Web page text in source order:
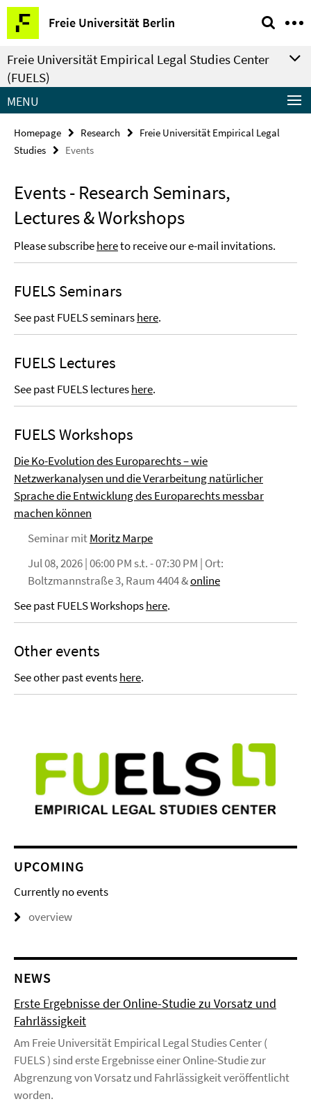
Springe
direkt
zu
Inhalt
Freie Universität Berlin
Service
Navigation
Freie Universität Empirical Legal Studies Center
(FUELS)
MENU
Homepage Research
Freie Universität Empirical Legal
Studies
Events
Events - Research Seminars,
Lectures & Workshops
Please subscribehereto receive our e-mail invitations.
FUELS Seminars
See past FUELS seminarshere.
FUELS Lectures
See past FUELS lectureshere.
FUELS Workshops
Die Ko-Evolution des Europarechts – wie
Netzwerkanalysen und die Verarbeitung natürlicher
Sprache die Entwicklung des Europarechts messbar
machen können
Seminar mitMoritz Marpe
Jul 08, 2026 | 06:00 PM s.t. - 07:30 PM | Ort:
Boltzmannstraße 3, Raum 4404 &online
See past FUELS Workshopshere.
Other events
See other past eventshere.
UPCOMING
Currently no events
overview
NEWS
Erste Ergebnisse der Online-Studie zu Vorsatz und
Fahrlässigkeit
Am Freie Universität Empirical Legal Studies Center (
FUELS ) sind erste Ergebnisse einer Online-Studie zur
Abgrenzung von Vorsatz und Fahrlässigkeit veröffentlicht
worden.